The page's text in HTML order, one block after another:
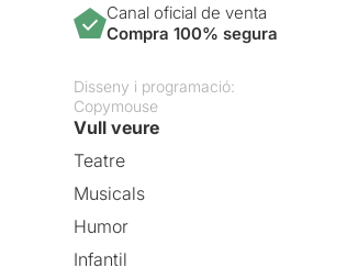
Canal oficial de venta
Compra 100% segura
Disseny i programació:
Copymouse
Vull veure
Teatre
Musicals
Humor
Infantil